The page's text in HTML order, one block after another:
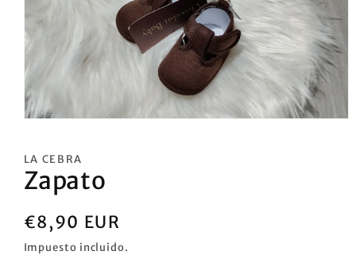
1
en
una
ventana
LA CEBRA
Zapato
Precio
habitual
€8,90 EUR
Impuesto incluido.